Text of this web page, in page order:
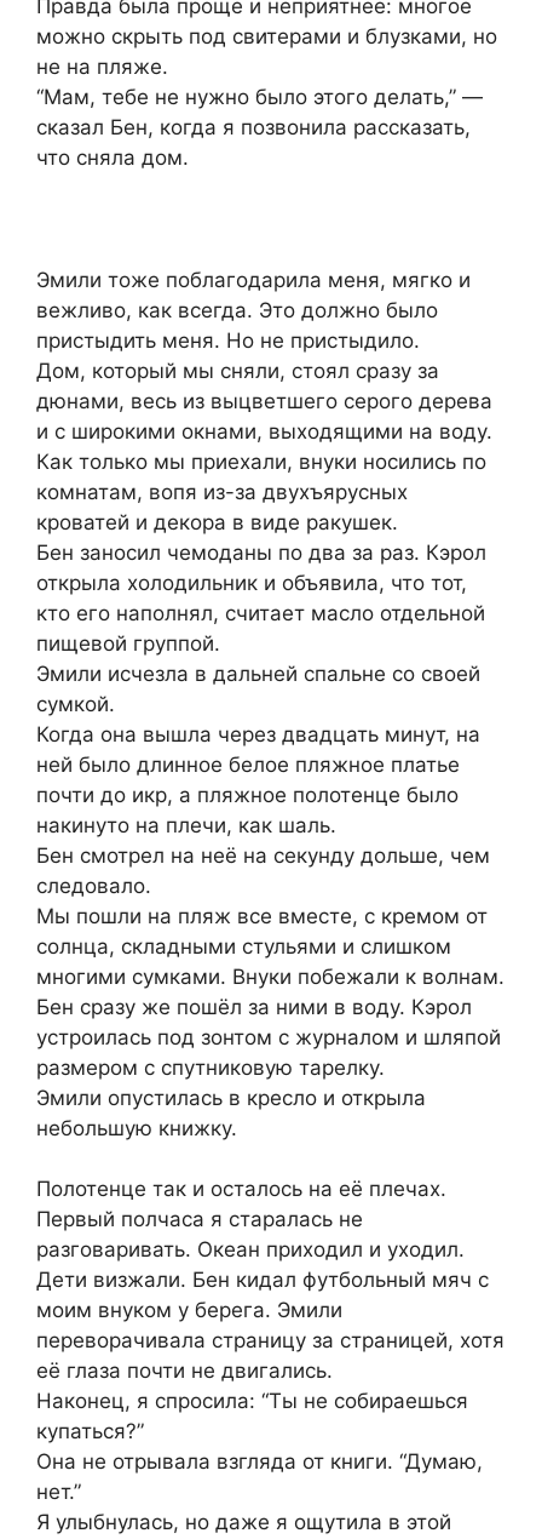
Правда была проще и неприятнее: многое
можно скрыть под свитерами и блузками, но
не на пляже.
“Мам, тебе не нужно было этого делать,” —
сказал Бен, когда я позвонила рассказать,
что сняла дом.
Эмили тоже поблагодарила меня, мягко и
вежливо, как всегда. Это должно было
пристыдить меня. Но не пристыдило.
Дом, который мы сняли, стоял сразу за
дюнами, весь из выцветшего серого дерева
и с широкими окнами, выходящими на воду.
Как только мы приехали, внуки носились по
комнатам, вопя из-за двухъярусных
кроватей и декора в виде ракушек.
Бен заносил чемоданы по два за раз. Кэрол
открыла холодильник и объявила, что тот,
кто его наполнял, считает масло отдельной
пищевой группой.
Эмили исчезла в дальней спальне со своей
сумкой.
Когда она вышла через двадцать минут, на
ней было длинное белое пляжное платье
почти до икр, а пляжное полотенце было
накинуто на плечи, как шаль.
Бен смотрел на неё на секунду дольше, чем
следовало.
Мы пошли на пляж все вместе, с кремом от
солнца, складными стульями и слишком
многими сумками. Внуки побежали к волнам.
Бен сразу же пошёл за ними в воду. Кэрол
устроилась под зонтом с журналом и шляпой
размером с спутниковую тарелку.
Эмили опустилась в кресло и открыла
небольшую книжку.
Полотенце так и осталось на её плечах.
Первый полчаса я старалась не
разговаривать. Океан приходил и уходил.
Дети визжали. Бен кидал футбольный мяч с
моим внуком у берега. Эмили
переворачивала страницу за страницей, хотя
её глаза почти не двигались.
Наконец, я спросила: “Ты не собираешься
купаться?”
Она не отрывала взгляда от книги. “Думаю,
нет.”
Я улыбнулась, но даже я ощутила в этой